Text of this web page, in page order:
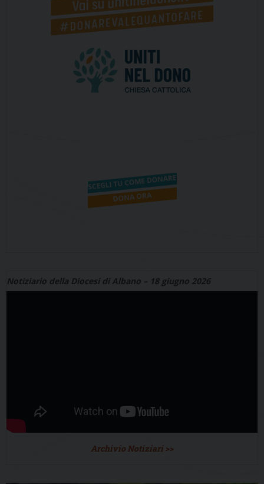
Notiziario della Diocesi di Albano – 18 giugno 2026
Archivio Notiziari >>